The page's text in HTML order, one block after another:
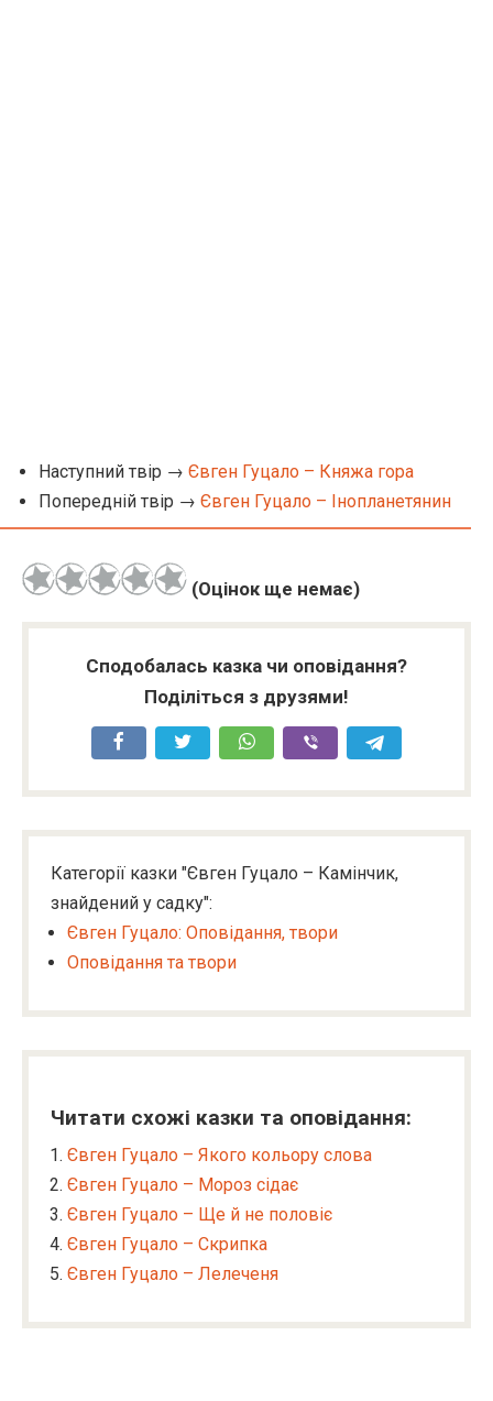
Наступний твір → Євген Гуцало – Княжа гора
Попередній твір → Євген Гуцало – Інопланетянин
(Оцінок ще немає)
Сподобалась казка чи оповідання?
Поділіться з друзями!
Категорії казки "Євген Гуцало – Камінчик,
знайдений у садку":
Євген Гуцало: Оповідання, твори
Оповідання та твори
Читати схожі казки та оповідання:
Євген Гуцало – Якого кольору слова
Євген Гуцало – Мороз сідає
Євген Гуцало – Ще й не половіє
Євген Гуцало – Скрипка
Євген Гуцало – Лелеченя